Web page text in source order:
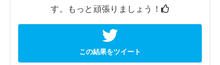
す。もっと頑張りましょう！
この結果をツイート